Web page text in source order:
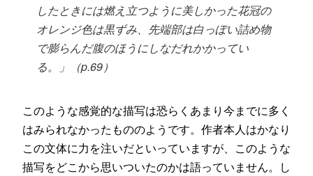
したときには燃え立つように美しかった花冠の
オレンジ色は黒ずみ、先端部は白っぽい詰め物
で膨らんだ腹のほうにしなだれかかってい
る。」（p.69）
このような感覚的な描写は恐らくあまり今までに多く
はみられなかったもののようです。作者本人はかなり
この文体に力を注いだといっていますが、このような
描写をどこから思いついたのかは語っていません。し